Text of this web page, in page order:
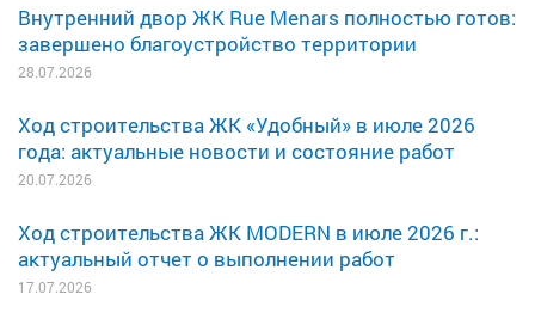
Внутренний двор ЖК Rue Menars полностью готов:
завершено благоустройство территории
28.07.2026
Ход строительства ЖК «Удобный» в июле 2026
года: актуальные новости и состояние работ
20.07.2026
Ход строительства ЖК MODERN в июле 2026 г.:
актуальный отчет о выполнении работ
17.07.2026